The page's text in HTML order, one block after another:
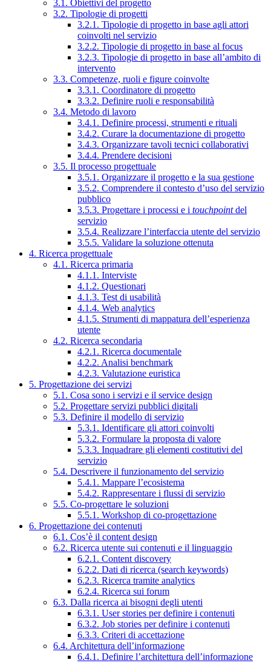
3.1. Obiettivi del progetto
3.2. Tipologie di progetti
3.2.1. Tipologie di progetto in base agli attori
coinvolti nel servizio
3.2.2. Tipologie di progetto in base al focus
3.2.3. Tipologie di progetto in base all’ambito di
intervento
3.3. Competenze, ruoli e figure coinvolte
3.3.1. Coordinatore di progetto
3.3.2. Definire ruoli e responsabilità
3.4. Metodo di lavoro
3.4.1. Definire processi, strumenti e rituali
3.4.2. Curare la documentazione di progetto
3.4.3. Organizzare tavoli tecnici collaborativi
3.4.4. Prendere decisioni
3.5. Il processo progettuale
3.5.1. Organizzare il progetto e la sua gestione
3.5.2. Comprendere il contesto d’uso del servizio
pubblico
3.5.3. Progettare i processi e i touchpointdel
servizio
3.5.4. Realizzare l’interfaccia utente del servizio
3.5.5. Validare la soluzione ottenuta
4. Ricerca progettuale
4.1. Ricerca primaria
4.1.1. Interviste
4.1.2. Questionari
4.1.3. Test di usabilità
4.1.4. Web analytics
4.1.5. Strumenti di mappatura dell’esperienza
utente
4.2. Ricerca secondaria
4.2.1. Ricerca documentale
4.2.2. Analisi benchmark
4.2.3. Valutazione euristica
5. Progettazione dei servizi
5.1. Cosa sono i servizi e il service design
5.2. Progettare servizi pubblici digitali
5.3. Definire il modello di servizio
5.3.1. Identificare gli attori coinvolti
5.3.2. Formulare la proposta di valore
5.3.3. Inquadrare gli elementi costitutivi del
servizio
5.4. Descrivere il funzionamento del servizio
5.4.1. Mappare l’ecosistema
5.4.2. Rappresentare i flussi di servizio
5.5. Co-progettare le soluzioni
5.5.1. Workshop di co-progettazione
6. Progettazione dei contenuti
6.1. Cos’è il content design
6.2. Ricerca utente sui contenuti e il linguaggio
6.2.1. Content discovery
6.2.2. Dati di ricerca (search keywords)
6.2.3. Ricerca tramite analytics
6.2.4. Ricerca sui forum
6.3. Dalla ricerca ai bisogni degli utenti
6.3.1. User stories per definire i contenuti
6.3.2. Job stories per definire i contenuti
6.3.3. Criteri di accettazione
6.4. Architettura dell’informazione
6.4.1. Definire l’architettura dell’informazione